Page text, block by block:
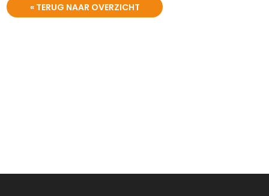
« TERUG NAAR OVERZICHT